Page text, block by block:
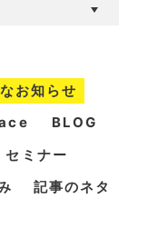
お知らせ
BLOG
セミナー
記事のネタ